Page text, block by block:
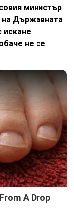
министър
на Държавната
искане
не се
A Drop